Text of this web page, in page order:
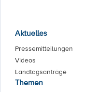
Aktuelles
Pressemitteilungen
Videos
Landtagsanträge
Themen